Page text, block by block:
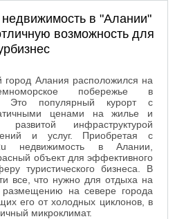
в "Алании"
возможность для
город Алания расположился на
побережье в
Это популярный курорт с
ценами на жилье и
развитой инфраструктурой
и услуг. Приобретая с
недвижимость в Алании,
объект для эффективного
туристического бизнеса. В
все, что нужно для отдыха на
размещению на севере города
его от холодных циклонов, в
микроклимат.